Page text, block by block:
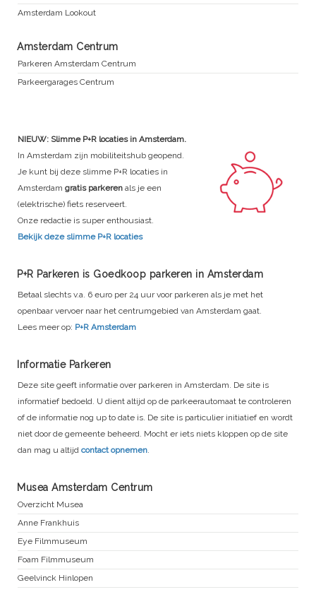
Amsterdam Lookout
Amsterdam Centrum
Parkeren Amsterdam Centrum
Parkeergarages Centrum
NIEUW: Slimme P+R locaties in Amsterdam.
In Amsterdam zijn mobiliteitshub geopend.
Je kunt bij deze slimme P+R locaties in
Amsterdam gratis parkeren als je een
(elektrische) fiets reserveert.
Onze redactie is super enthousiast.
Bekijk deze slimme P+R locaties
P+R Parkeren is Goedkoop parkeren in Amsterdam
Betaal slechts v.a. 6 euro per 24 uur voor parkeren als je met het
openbaar vervoer naar het centrumgebied van Amsterdam gaat.
Lees meer op: P+R Amsterdam
Informatie Parkeren
Deze site geeft informatie over parkeren in Amsterdam. De site is
informatief bedoeld. U dient altijd op de parkeerautomaat te controleren
of de informatie nog up to date is. De site is particulier initiatief en wordt
niet door de gemeente beheerd. Mocht er iets niets kloppen op de site
dan mag u altijd contact opnemen
Musea Amsterdam Centrum
Overzicht Musea
Anne Frankhuis
Eye Filmmuseum
Foam Filmmuseum
Geelvinck Hinlopen